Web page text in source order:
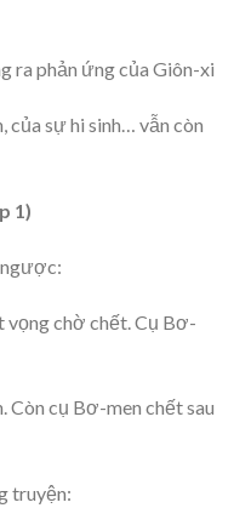
ra phản ứng của Giôn-xi
của sự hi sinh… vẫn còn
1)
vọng chờ chết. Cụ Bơ-
Còn cụ Bơ-men chết sau
truyện: